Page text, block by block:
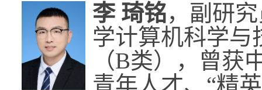
李琦铭，副研
学计算机科学与
（B类），曾获
青年人才、“精